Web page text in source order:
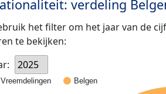
verdeling
het filter om het jaar van de
te bekijken:
2025
Vreemdelingen Belgen